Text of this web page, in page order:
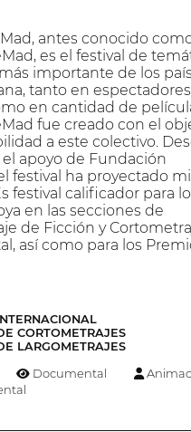
antes conocido
es el festival de
más importante de los
tanto en
en cantidad de
fue creado con el
a este colectivo.
el apoyo de Fundación
festival ha proyectado
festival calificador para
en las secciones de
de Ficción y
así como para los
CORTOMETRAJES
LARGOMETRAJES
Documental